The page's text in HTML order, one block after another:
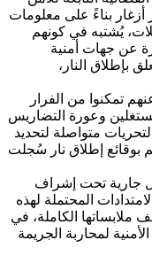
أزغار بناءً على معلومات
يُشتبه في كونهم
عن جهات أمنية
بإطلاق النار،
تمكنوا من الفرار
وعورة التضاريس
متواصلة لتحديد
بوقائع إطلاق نار سُجلت
جارية تحت إشراف
المحتملة لهذه
ملابساتها الكاملة، في
لمحاربة الجريمة